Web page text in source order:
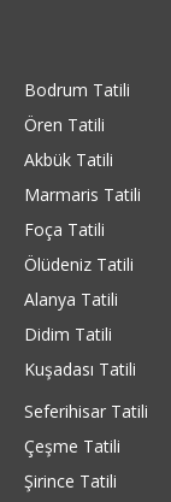
Bodrum Tatili
Ören Tatili
Akbük Tatili
Marmaris Tatili
Foça Tatili
Ölüdeniz Tatili
Alanya Tatili
Didim Tatili
Kuşadası Tatili
Seferihisar Tatili
Çeşme Tatili
Şirince Tatili